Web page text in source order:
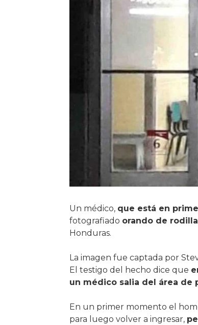
Un médico, que está en
fotografiado orando de
Honduras.
La imagen fue captada por
El testigo del hecho dice que
un médico salia del área de
En un primer momento el
para luego volver a ingresar,